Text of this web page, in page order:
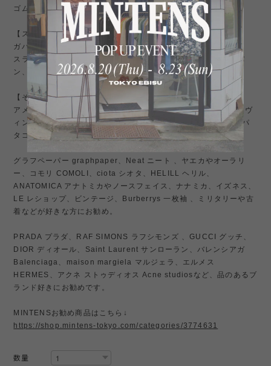
ゴム引きコットン100% 英国製
【スタイル】
ガバッと羽織るだけでふんわりシルエット。
スラックス合わせでももちもん、ジャケットスタイルや、チノパ
ン、ミリタリーパンツ、ローファー合わせにも抜群。
【その他】
アメリカ古着やミリタリー、アメトラやビンテージデニムなど、ヴ
ィンテージ 好きでリアルマッコイズ、オアスロウ、patagonia パ
タゴニア などが好きな方にもお勧め。
グラフペーパー graphpaper、Neat ニート 、ヤエカやオーラリ
ー、コモリ COMOLI、ciota シオタ、HELILL ヘリル、
ANATOMICA アナトミカやノースフェイス、ナナミカ、イズネス、
LE レショップ、ビンテージ、Burberrys 一枚袖 、ミリタリーや古
着などが好きな方にお勧め。
PRADA プラダ、RAF SIMONS ラフシモンズ 、GUCCI グッチ、
DIOR ディオール、Saint Laurent サンローラン、バレンシアガ
Balenciaga、maison margiela マルジェラ、エルメス
HERMES、アクネ ストゥディオス Acne studiosなど、品のあるブ
ランド好きにお勧めです。
MINTENSお勧め商品はこちら↓
https://shop.mintens-tokyo.com/categories/3774631
数量